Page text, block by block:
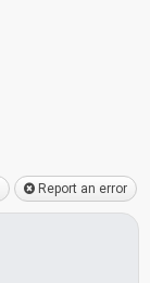
Report an error